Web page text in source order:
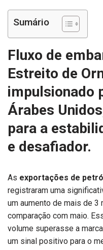
Sumário
Fluxo de
Estreito de
impulsionado
Árabes
para a
e desafiador.
As exportações de
registraram uma
um aumento de mais de
comparação com maio.
volume superasse a
um sinal positivo para o